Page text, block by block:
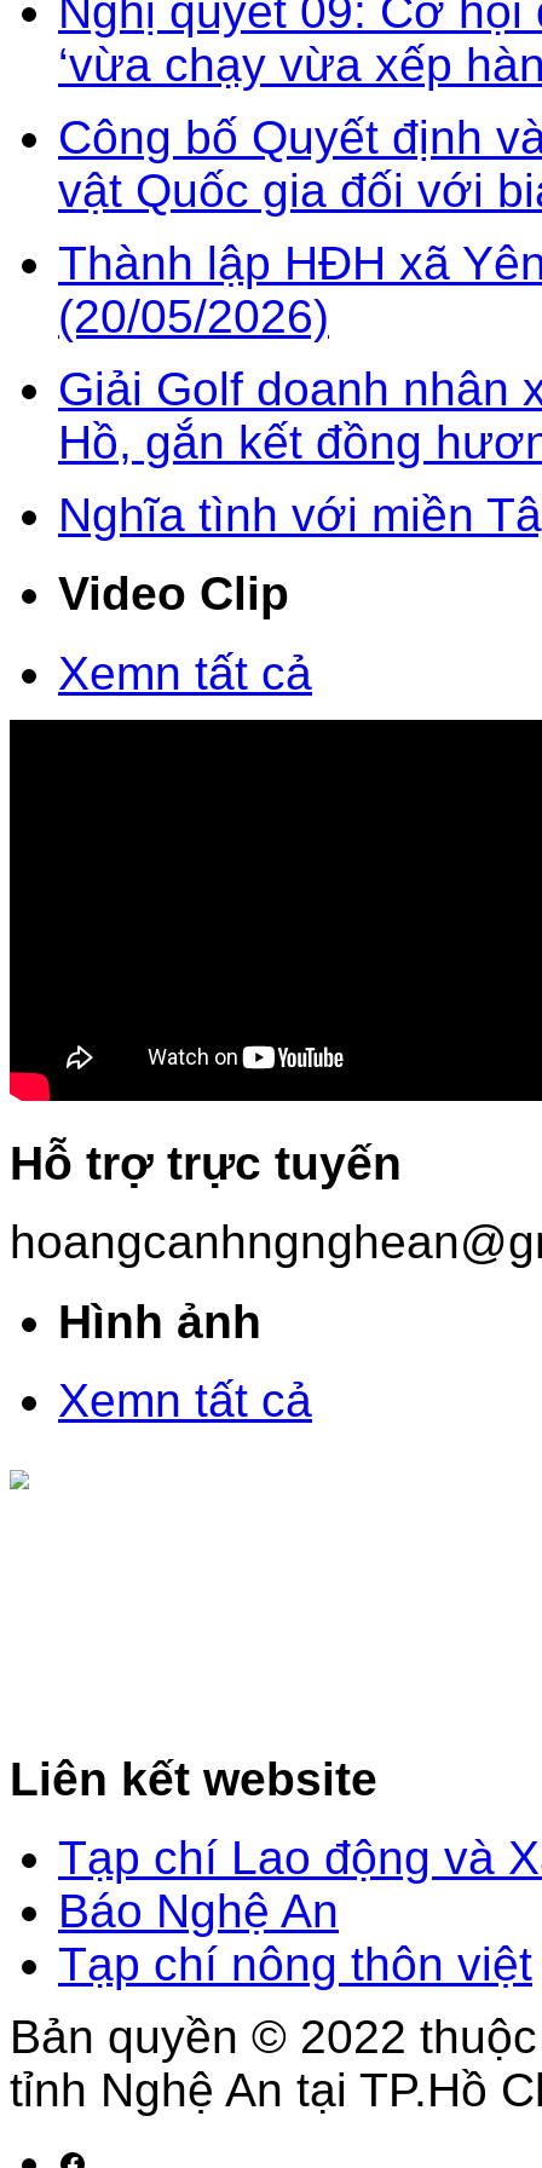
Nghị quyết 09: Cơ hội
‘vừa chạy vừa xếp
Công bố Quyết định
vật Quốc gia đối với
Thành lập HĐH xã
(20/05/2026)
Giải Golf doanh nhân
Hồ, gắn kết đồng
Nghĩa tình với miền
Video Clip
Xemn tất cả
Hỗ trợ trực tuyến
Hình ảnh
Xemn tất cả
Liên kết website
Tạp chí Lao động và
Báo Nghệ An
Tạp chí nông thôn việt
Bản quyền © 2022
tỉnh Nghệ An tại TP.Hồ